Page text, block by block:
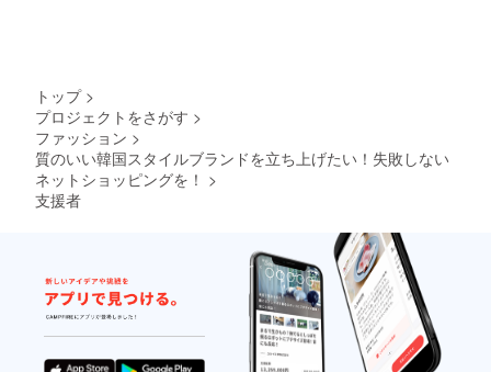
トップ >
プロジェクトをさがす >
ファッション >
質のいい韓国スタイルブランドを立ち上げたい！失敗しない
ネットショッピングを！ >
支援者